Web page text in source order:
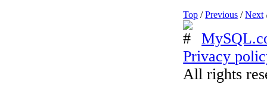
Top /Previous /Next
Privacy
All rights